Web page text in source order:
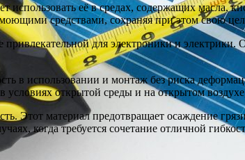
использовать её в средах, содержащих масла,
средствами, сохраняя при этом свою
для электроники и
в использовании и монтаж без риска
условиях открытой среды и на открытом
Этот материал предотвращает осаждение
когда требуется сочетание отличной